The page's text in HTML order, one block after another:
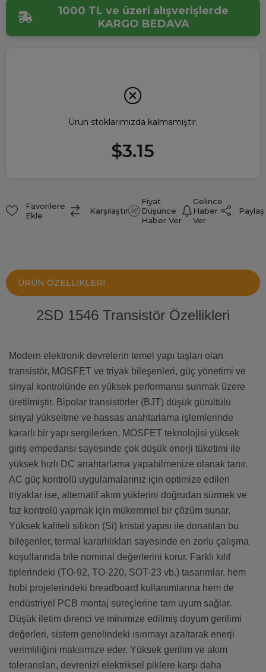
1000 TL ve üzeri alışverişlerde
KARGO BEDAVA
Ürün stoklarımızda kalmamıştır.
$3.15
Favorilere
Ekle
Karşılaştır
Fiyat
Düşünce
Haber Ver
Gelince
Haber
Ver
Paylaş
ÜRÜN ÖZELLIKLERI
2SD 1546 Transistör Özellikleri
Modern elektronik devrelerin temel yapı taşları olan
transistör, MOSFET ve triyak bileşenleri, güç yönetimi ve
sinyal kontrolünde en yüksek performansı sunmak üzere
üretilmiştir. Bipolar transistörler (BJT) düşük gürültülü
sinyal yükseltme ve hassas anahtarlama işlemlerinde
kararlı bir yapı sergilerken, MOSFET teknolojisi yüksek
giriş empedansı sayesinde çok düşük enerji tüketimi ile
yüksek hızlı DC anahtarlama yapabilmenize olanak tanır.
AC güç kontrolü uygulamalarınız için optimize edilen
triyaklar ise, alternatif akım yüklerini doğrudan sürmek ve
faz kontrolü yapmak için mükemmel bir çözüm sunar.
Yüksek kaliteli silikon (Si) kristal yapısı ile donatılan bu
bileşenler, termal kararlılıkları sayesinde en zorlu çalışma
koşullarında bile nominal değerlerini korur. Farklı kılıf
tiplerindeki (TO-92, TO-220, SOT-23 vb.) tasarımlar, hem
hobi projelerindeki breadboard kullanımlarına hem de
endüstriyel PCB montaj süreçlerine tam uyum sağlar.
Düşük iletim direnci ve minimize edilmiş doyum gerilimi
değerleri, sistem genelindeki ısınmayı azaltarak enerji
verimliliğini maksimize eder. Yüksek gerilim ve akım
toleransları, devrenizi elektriksel piklere karşı daha